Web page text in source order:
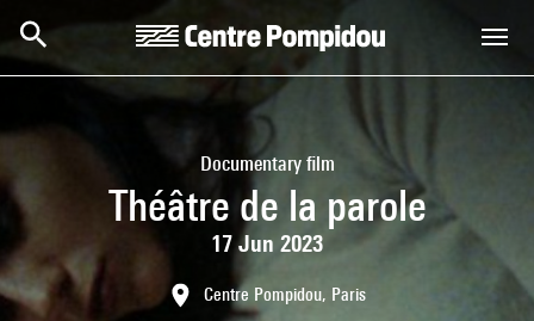
Documentary film
Théâtre de la parole
17 Jun 2023
Centre Pompidou, Paris